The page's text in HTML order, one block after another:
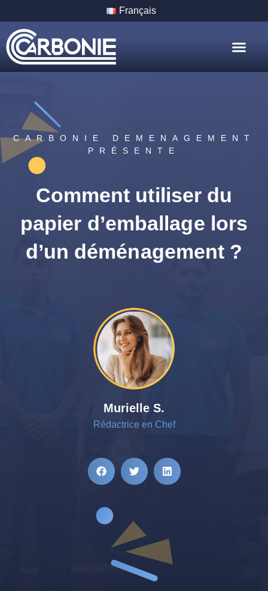
Français
CARBONIE DEMENAGEMENT
PRÉSENTE
Comment utiliser du
papier d’emballage lors
d’un déménagement ?
Murielle S.
Rédactrice en Chef